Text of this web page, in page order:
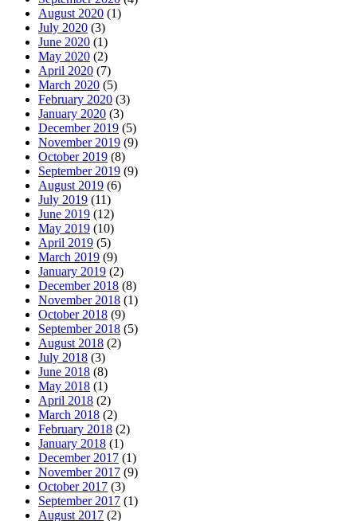
August 2020 (1)
July 2020 (3)
June 2020 (1)
May 2020 (2)
April 2020 (7)
March 2020 (5)
February 2020 (3)
January 2020 (3)
December 2019 (5)
November 2019 (9)
October 2019 (8)
September 2019 (9)
August 2019 (6)
July 2019 (11)
June 2019 (12)
May 2019 (10)
April 2019 (5)
March 2019 (9)
January 2019 (2)
December 2018 (8)
November 2018 (1)
October 2018 (9)
September 2018 (5)
August 2018 (2)
July 2018 (3)
June 2018 (8)
May 2018 (1)
April 2018 (2)
March 2018 (2)
February 2018 (2)
January 2018 (1)
December 2017 (1)
November 2017 (9)
October 2017 (3)
September 2017 (1)
August 2017 (2)